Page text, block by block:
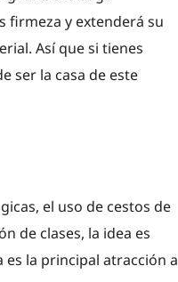
firmeza y extenderá su
Así que si tienes
ser la casa de este
el uso de cestos de
de clases, la idea es
la principal atracción a